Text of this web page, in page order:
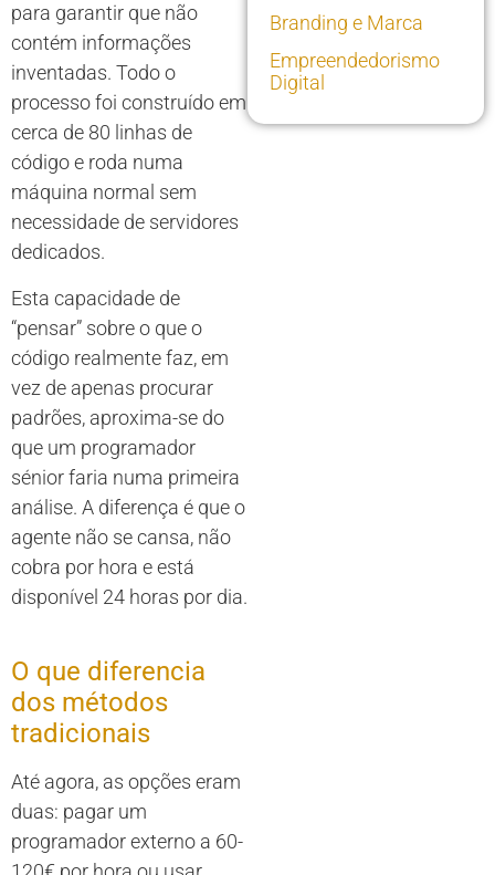
para garantir que não
contém informações
inventadas. Todo o
processo foi construído em
cerca de 80 linhas de
código e roda numa
máquina normal sem
necessidade de servidores
dedicados.
Esta capacidade de
“pensar” sobre o que o
código realmente faz, em
vez de apenas procurar
padrões, aproxima-se do
que um programador
sénior faria numa primeira
análise. A diferença é que o
agente não se cansa, não
cobra por hora e está
disponível 24 horas por dia.
O que diferencia
dos métodos
tradicionais
Até agora, as opções eram
duas: pagar um
programador externo a 60-
Branding e Marca
Empreendedorismo
Digital